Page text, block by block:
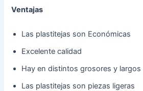
Ventajas
Las plastitejas son Económicas
Excelente calidad
Hay en distintos grosores y
Las plastitejas son piezas ligeras